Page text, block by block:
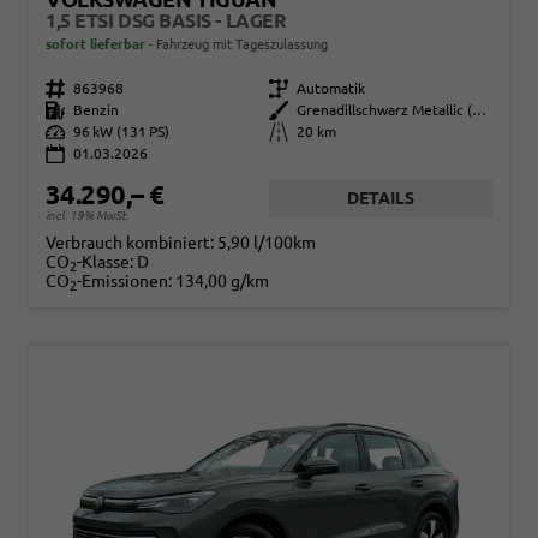
1,5 ETSI DSG BASIS - LAGER
sofort lieferbar Fahrzeug mit Tageszulassung
Fahrzeugnr. 863968 Getriebe Automatik
Kraftstoff
Benzin Außenfarbe
Grenadillschwarz Metallic (0E)
Leistung 96 kW (131 PS) Kilometerstand
20 km
01.03.2026
34.290,– €
incl. 19% MwSt.
DETAILS
Verbrauch kombiniert: 5,90 l/100km
CO2-Klasse: D
CO2-Emissionen: 134,00 g/km